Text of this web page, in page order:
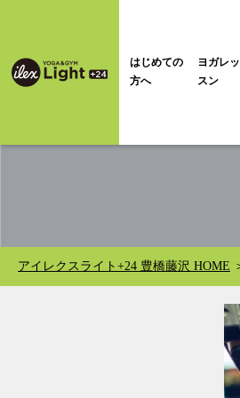
はじめての
方へ
ヨガレッ
スン
アイレクスライト+24 豊橋藤沢 HOME